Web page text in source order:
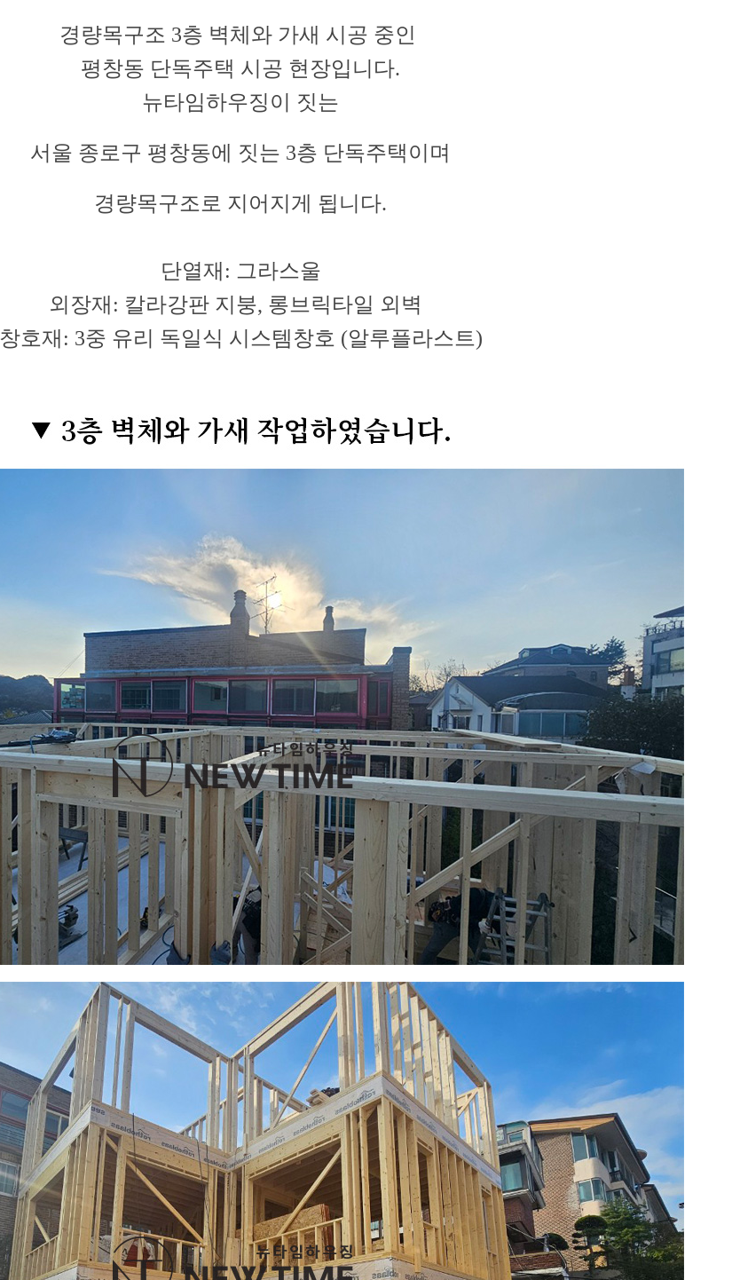
경량목구조 3층 벽체와 가새 시공 중인
평창동 단독주택 시공 현장입니다.
뉴타임하우징이 짓는
서울 종로구 평창동에 짓는 3층 단독주택이며
경량목구조로 지어지게 됩니다.
단열재: 그라스울
외장재: 칼라강판 지붕, 롱브릭타일 외벽
창호재: 3중 유리 독일식 시스템창호 (알루플라스트)